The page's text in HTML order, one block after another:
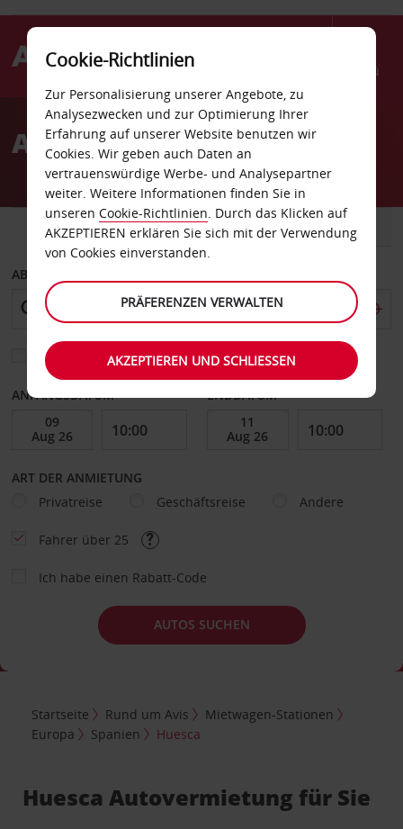
Menü
AvisAutovermietung Huesca
FAHRZEUG TRANSPORTER
ABHOLEN VON
Eine andere Rückgabestation auswählen
ANFANGSDATUM ENDDATUM
ART DER ANMIETUNG
Privatreise
Geschäftsreise Andere
Fahrer über 25
Ich habe einen Rabatt-Code
AUTOS SUCHEN
Startseite Rund um Avis
Mietwagen-Stationen
Europa
Spanien Huesca
Huesca Autovermietung für Sie
Cookie-Richtlinien
Zur Personalisierung unserer Angebote, zu
Analysezwecken und zur Optimierung Ihrer
Erfahrung auf unserer Website benutzen wir
Cookies. Wir geben auch Daten an
vertrauenswürdige Werbe- und Analysepartner
weiter. Weitere Informationen finden Sie in
unseren Cookie-Richtlinien. Durch das Klicken auf
AKZEPTIEREN erklären Sie sich mit der Verwendung
von Cookies einverstanden.
PRÄFERENZEN VERWALTEN
AKZEPTIEREN UND SCHLIESSEN